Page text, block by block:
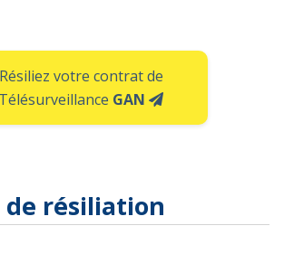
Résiliez votre contrat de
Télésurveillance GAN
de résiliation